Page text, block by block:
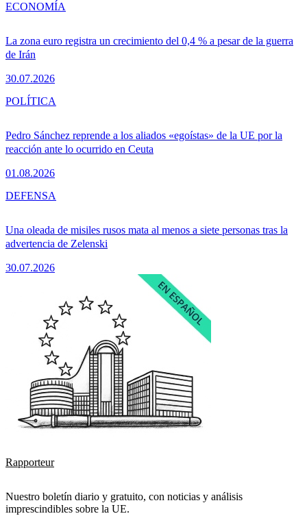
La zona euro registra un crecimiento del 0,4 % a pesar de la guerra
de Irán
30.07.2026
ECONOMÍA
Pedro Sánchez reprende a los aliados «egoístas» de la UE por la
reacción ante lo ocurrido en Ceuta
01.08.2026
POLÍTICA
Una oleada de misiles rusos mata al menos a siete personas tras la
advertencia de Zelenski
30.07.2026
DEFENSA
Rapporteur
Nuestro boletín diario y gratuito, con noticias y análisis
imprescindibles sobre la UE.